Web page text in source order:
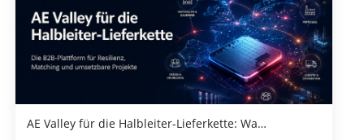
AE Valley für die Halbleiter-Lieferkette: Wa…